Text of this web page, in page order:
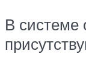
В системе